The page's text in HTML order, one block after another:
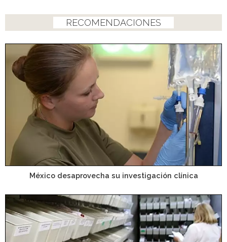
RECOMENDACIONES
México desaprovecha su investigación clínica